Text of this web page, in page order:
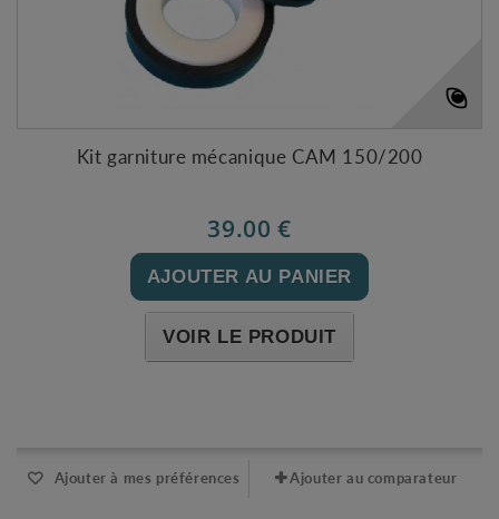
Kit garniture mécanique CAM 150/200
39.00 €
AJOUTER AU PANIER
VOIR LE PRODUIT
Ajouter à mes préférences Ajouter au comparateur